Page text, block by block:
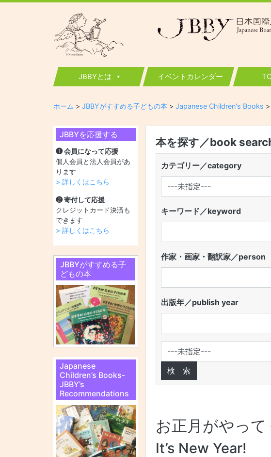
JBBY
日本国際児童図書評議会
JBBYとは イベントカレンダー
ホーム > JBBYがすすめる子どもの本 > Japanese Children's Books >
JBBYを応援する
❶ 会員になって応援
個人会員と法人会員があ
ります
> 詳しくはこちら
❷ 寄付して応援
クレジットカード決済も
できます
> 詳しくはこちら
JBBYがすすめる子
どもの本
Japanese
Children’s Books-
JBBY’s
Recommendations
本を探す／book
カテゴリー／category
キーワード／keyword
作家・画家・翻訳家／person
出版年／publish year
お正月がやって
It’s New Year!